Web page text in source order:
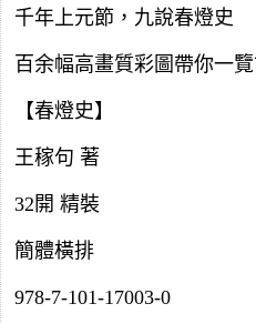
千年上元節，九說春燈史
百余幅高畫質彩圖帶你一
【春燈史】
王稼句 著
32開 精裝
簡體橫排
978-7-101-17003-0